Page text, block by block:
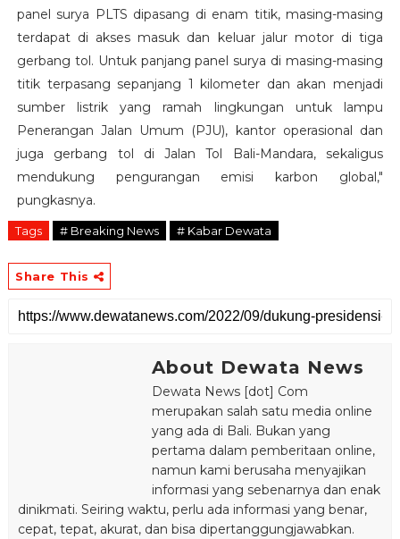
panel surya PLTS dipasang di enam titik, masing-masing
terdapat di akses masuk dan keluar jalur motor di tiga
gerbang tol. Untuk panjang panel surya di masing-masing
titik terpasang sepanjang 1 kilometer dan akan menjadi
sumber listrik yang ramah lingkungan untuk lampu
Penerangan Jalan Umum (PJU), kantor operasional dan
juga gerbang tol di Jalan Tol Bali-Mandara, sekaligus
mendukung pengurangan emisi karbon global,"
pungkasnya.
Tags # Breaking News # Kabar Dewata
Share This
About Dewata News
Dewata News [dot] Com
merupakan salah satu media online
yang ada di Bali. Bukan yang
pertama dalam pemberitaan online,
namun kami berusaha menyajikan
informasi yang sebenarnya dan enak
dinikmati. Seiring waktu, perlu ada informasi yang benar,
cepat, tepat, akurat, dan bisa dipertanggungjawabkan.